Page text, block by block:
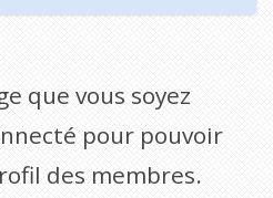
que vous soyez
pour pouvoir
des membres.